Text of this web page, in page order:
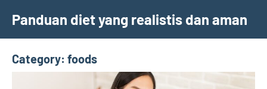
content
Panduan diet yang realistis dan aman
Category: foods